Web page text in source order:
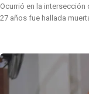
Ocurrió en la intersección
27 años fue hallada